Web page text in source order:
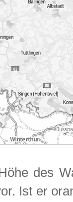
des
Ist er